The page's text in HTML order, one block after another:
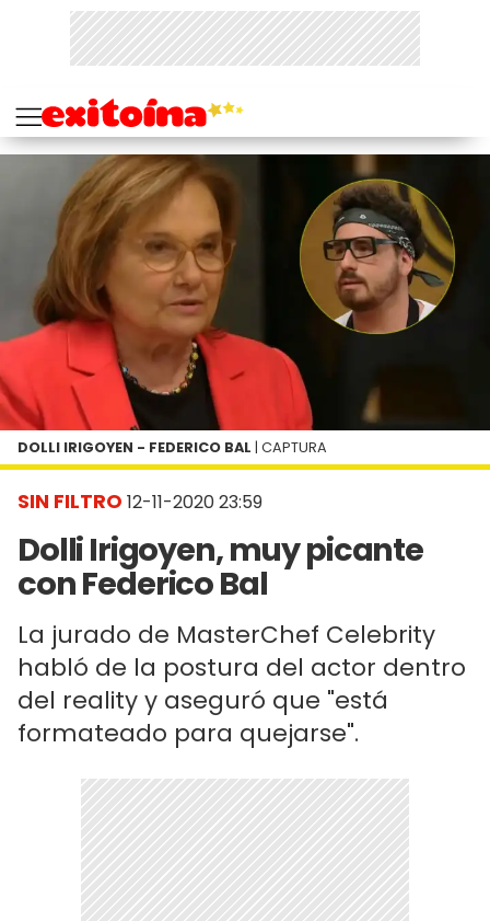
SIN FILTRO 12-11-2020 23:59
Dolli Irigoyen, muy picante
con Federico Bal
La jurado de MasterChef Celebrity
habló de la postura del actor dentro
del reality y aseguró que "está
formateado para quejarse".
DOLLI IRIGOYEN - FEDERICO BAL | CAPTURA